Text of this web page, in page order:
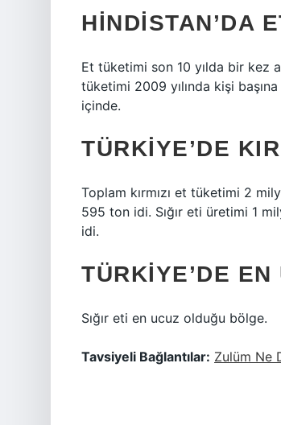
HINDISTAN’DA
Et tüketimi son 10 yılda bir kez
tüketimi 2009 yılında kişi
içinde.
TÜRKIYE’DE
Toplam kırmızı et tüketimi 2
595 ton idi. Sığır eti üretimi 1
idi.
TÜRKIYE’DE
Sığır eti en ucuz olduğu bölge.
Tavsiyeli Bağlantılar: Zulüm Ne